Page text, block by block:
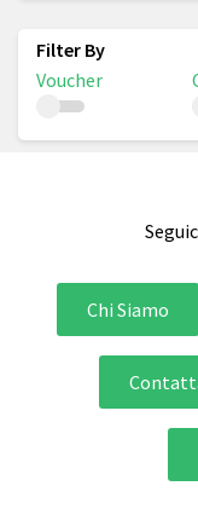
Voucher
Chi Siamo